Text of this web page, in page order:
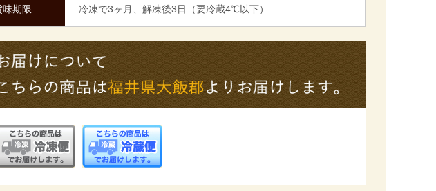
味期限 冷凍で3ヶ月、解凍後3日（要冷蔵4℃以下）